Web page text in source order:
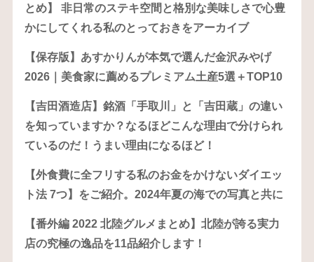
とめ】 非日常のステキ空間と格別な美味しさで心豊
かにしてくれる私のとっておきをアーカイブ
【保存版】あすかりんが本気で選んだ金沢みやげ
2026｜美食家に薦めるプレミアム土産5選＋TOP10
【吉田酒造店】銘酒「手取川」と「吉田蔵」の違い
を知っていますか？なるほどこんな理由で分けられ
ているのだ！うまい理由になるほど！
【外食費に全フリする私のお金をかけないダイエッ
ト法 7つ】をご紹介。2024年夏の海での写真と共に
【番外編 2022 北陸グルメまとめ】北陸が誇る実力
店の究極の逸品を11品紹介します！